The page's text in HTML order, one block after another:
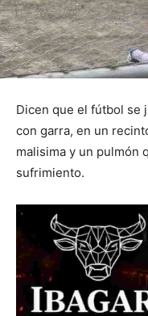
Dicen que el fútbol se
con garra, en un
malisima y un pulmón
sufrimiento.